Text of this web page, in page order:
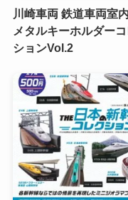
川崎車両 鉄道車両室
メタルキーホルダー
ションVol.2